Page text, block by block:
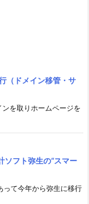
（ドメイン移管・サ
を取りホームページを
ソフト弥生の“スマー
って今年から弥生に移行